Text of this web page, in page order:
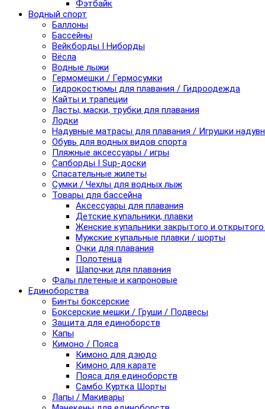
Фэтбайк
Водный спорт
Баллоны
Бассейны
Вейкборды I Ниборды
Вёсла
Водные лыжи
Гермомешки / Гермосумки
Гидрокостюмы для плавания / Гидроодежда
Кайты и трапеции
Ласты, маски, трубки для плавания
Лодки
Надувные матрасы для плавания / Игрушки
Обувь для водных видов спорта
Пляжные аксессуары / игры
Сапборды I Sup-доски
Спасательные жилеты
Сумки / Чехлы для водных лыж
Товары для бассейна
Аксессуары для плавания
Детские купальники, плавки
Женские купальники закрытого и
Мужские купальные плавки / шорты
Очки для плавания
Полотенца
Шапочки для плавания
Фалы плетеные и капроновые
Единоборства
Бинты боксерские
Боксерские мешки / Груши / Подвесы
Защита для единоборств
Капы
Кимоно / Пояса
Кимоно для дзюдо
Кимоно для карате
Пояса для единоборств
Самбо Куртка Шорты
Лапы / Макивары